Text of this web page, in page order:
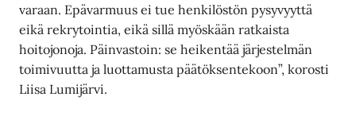
varaan. Epävarmuus ei tue henkilöstön pysyvyyttä
eikä rekrytointia, eikä sillä myöskään ratkaista
hoitojonoja. Päinvastoin: se heikentää järjestelmän
toimivuutta ja luottamusta päätöksentekoon”, korosti
Liisa Lumijärvi.